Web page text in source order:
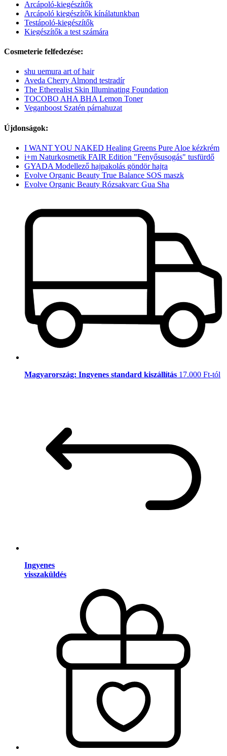
Arcápoló-kiegészítők
Arcápoló kiegészítők kínálatunkban
Testápoló-kiegészítők
Kiegészítők a test számára
Cosmeterie felfedezése:
shu uemura art of hair
Aveda Cherry Almond testradír
The Etherealist Skin Illuminating Foundation
TOCOBO AHA BHA Lemon Toner
Veganboost Szatén párnahuzat
Újdonságok:
I WANT YOU NAKED Healing Greens Pure Aloe kézkrém
i+m Naturkosmetik FAIR Edition "Fenyősusogás" tusfürdő
GYADA Modellező hajpakolás göndör hajra
Evolve Organic Beauty True Balance SOS maszk
Evolve Organic Beauty Rózsakvarc Gua Sha
Magyarország: Ingyenes standard kiszállítás 17.000 Ft-tól
Ingyenes
visszaküldés